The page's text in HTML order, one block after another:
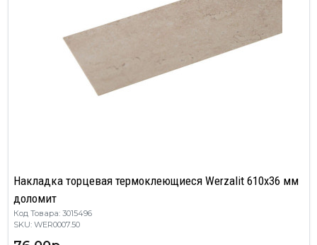
Накладка торцевая термоклеющиеся Werzalit 610х36 мм
доломит
Код Товара: 3015496
SKU: WER0007.50